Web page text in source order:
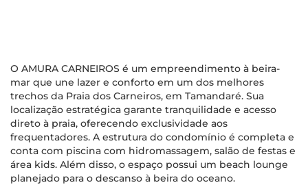
O AMURA CARNEIROS é um empreendimento à beira-
mar que une lazer e conforto em um dos melhores
trechos da Praia dos Carneiros, em Tamandaré. Sua
localização estratégica garante tranquilidade e acesso
direto à praia, oferecendo exclusividade aos
frequentadores. A estrutura do condomínio é completa e
conta com piscina com hidromassagem, salão de festas e
área kids. Além disso, o espaço possui um beach lounge
planejado para o descanso à beira do oceano.